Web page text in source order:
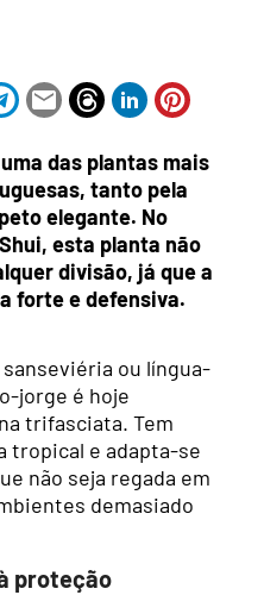
das plantas mais
tanto pela
elegante. No
esta planta não
divisão, já que a
forte e defensiva.
ou língua-
jorge é hoje
trifasciata. Tem
tropical e adapta-se
não seja regada em
demasiado
proteção